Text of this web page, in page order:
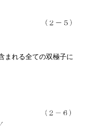
まれる全ての双極子に